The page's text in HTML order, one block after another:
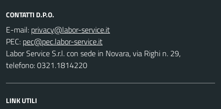
CONTATTI D.P.O.
E-mail:
PEC:
Labor Service S.r.l. con sede in Novara, via Righi n. 29,
telefono: 0321.1814220
LINK UTILI